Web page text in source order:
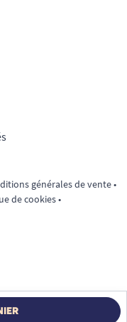
générales de vente•
de cookies•